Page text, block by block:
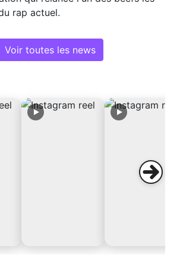
rap actuel.
Voir toutes les news